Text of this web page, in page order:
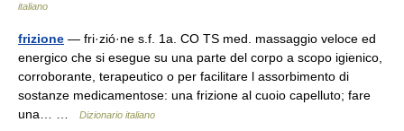
italiano
frizione — fri·zió·ne s.f. 1a. CO TS med. massaggio veloce ed
energico che si esegue su una parte del corpo a scopo igienico,
corroborante, terapeutico o per facilitare l assorbimento di
sostanze medicamentose: una frizione al cuoio capelluto; fare
una… …
Dizionario italiano